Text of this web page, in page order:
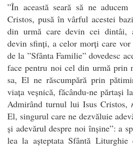
”În această seară să ne
Cristos, pusă în vârful acestei
din urmă care devin cei dintâi,
devin sfinți, a celor morți care
de la ”Sfânta Familie” dovedesc
face pentru noi cel din urmă prin
sa, El ne răscumpără prin
viața veșnică, făcându-ne părtași
Admirând turnul lui Isus Cristos,
El, singurul care ne dezvăluie
și adevărul despre noi înșine”: a
lea la așteptata Sfântă Liturghie